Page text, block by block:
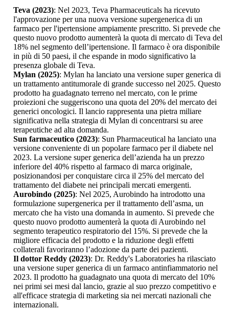
Teva (2023): Nel 2023, Teva Pharmaceuticals ha ricevuto
l'approvazione per una nuova versione supergenerica di un
farmaco per l'ipertensione ampiamente prescritto. Si prevede che
questo nuovo prodotto aumenterà la quota di mercato di Teva del
18% nel segmento dell’ipertensione. Il farmaco è ora disponibile
in più di 50 paesi, il che espande in modo significativo la
presenza globale di Teva.
Mylan (2025): Mylan ha lanciato una versione super generica di
un trattamento antitumorale di grande successo nel 2025. Questo
prodotto ha guadagnato terreno nel mercato, con le prime
proiezioni che suggeriscono una quota del 20% del mercato dei
generici oncologici. Il lancio rappresenta una pietra miliare
significativa nella strategia di Mylan di concentrarsi su aree
terapeutiche ad alta domanda.
Sun farmaceutico (2023): Sun Pharmaceutical ha lanciato una
versione conveniente di un popolare farmaco per il diabete nel
2023. La versione super generica dell’azienda ha un prezzo
inferiore del 40% rispetto al farmaco di marca originale,
posizionandosi per conquistare circa il 25% del mercato del
trattamento del diabete nei principali mercati emergenti.
Aurobindo (2025): Nel 2025, Aurobindo ha introdotto una
formulazione supergenerica per il trattamento dell’asma, un
mercato che ha visto una domanda in aumento. Si prevede che
questo nuovo prodotto aumenterà la quota di Aurobindo nel
segmento terapeutico respiratorio del 15%. Si prevede che la
migliore efficacia del prodotto e la riduzione degli effetti
collaterali favoriranno l’adozione da parte dei pazienti.
Il dottor Reddy (2023): Dr. Reddy's Laboratories ha rilasciato
una versione super generica di un farmaco antinfiammatorio nel
2023. Il prodotto ha guadagnato una quota di mercato del 10%
nei primi sei mesi dal lancio, grazie al suo prezzo competitivo e
all'efficace strategia di marketing sia nei mercati nazionali che
internazionali.